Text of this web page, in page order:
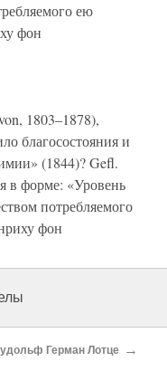
ею
фон
1803–1878),
благосостояния и
(1844)? Gefl.
в форме: «Уровень
потребляемого
фон
Герман Лотце →